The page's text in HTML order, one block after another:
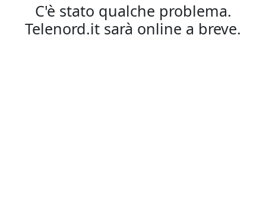
C'è stato qualche problema.
Telenord.it sarà online a breve.